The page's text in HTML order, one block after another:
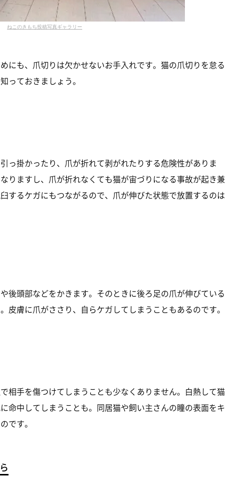
ねこのきもち投稿写真ギャラリー
にも、爪切りは欠かせないお手入れです。猫の爪切りを怠る
っておきましょう。
っ掛かったり、爪が折れて剥がれたりする危険性がありま
りますし、爪が折れなくても猫が宙づりになる事故が起き兼
するケガにもつながるので、爪が伸びた状態で放置するのは
後頭部などをかきます。そのときに後ろ足の爪が伸びている
皮膚に爪がささり、自らケガしてしまうこともあるのです。
相手を傷つけてしまうことも少なくありません。白熱して猫
命中してしまうことも。同居猫や飼い主さんの瞳の表面をキ
です。